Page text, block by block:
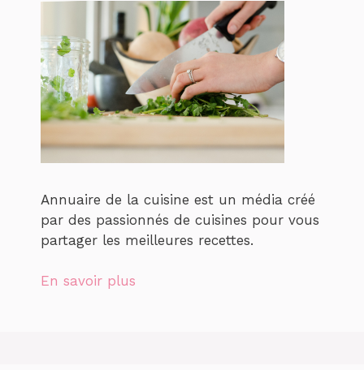
Annuaire de la cuisine est un média créé
par des passionnés de cuisines pour vous
partager les meilleures recettes.
En savoir plus